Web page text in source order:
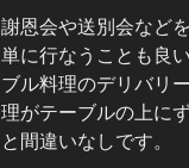
謝恩会や送別会など
単に行なうことも良
ブル料理のデリバリ
理がテーブルの上に
と間違いなしです。